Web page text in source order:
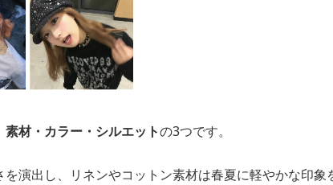
素材・カラー・シルエットの3つです。
演出し、リネンやコットン素材は春夏に軽やかな印象